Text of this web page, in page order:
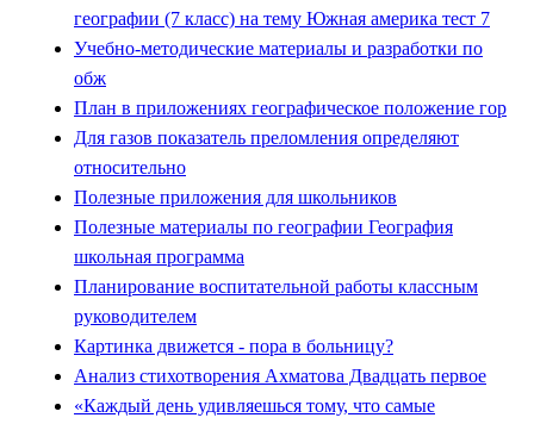
географии (7 класс) на тему Южная америка тест 7
Учебно-методические материалы и разработки по
обж
План в приложениях географическое положение гор
Для газов показатель преломления определяют
относительно
Полезные приложения для школьников
Полезные материалы по географии География
школьная программа
Планирование воспитательной работы классным
руководителем
Картинка движется - пора в больницу?
Анализ стихотворения Ахматова Двадцать первое
«Каждый день удивляешься тому, что самые